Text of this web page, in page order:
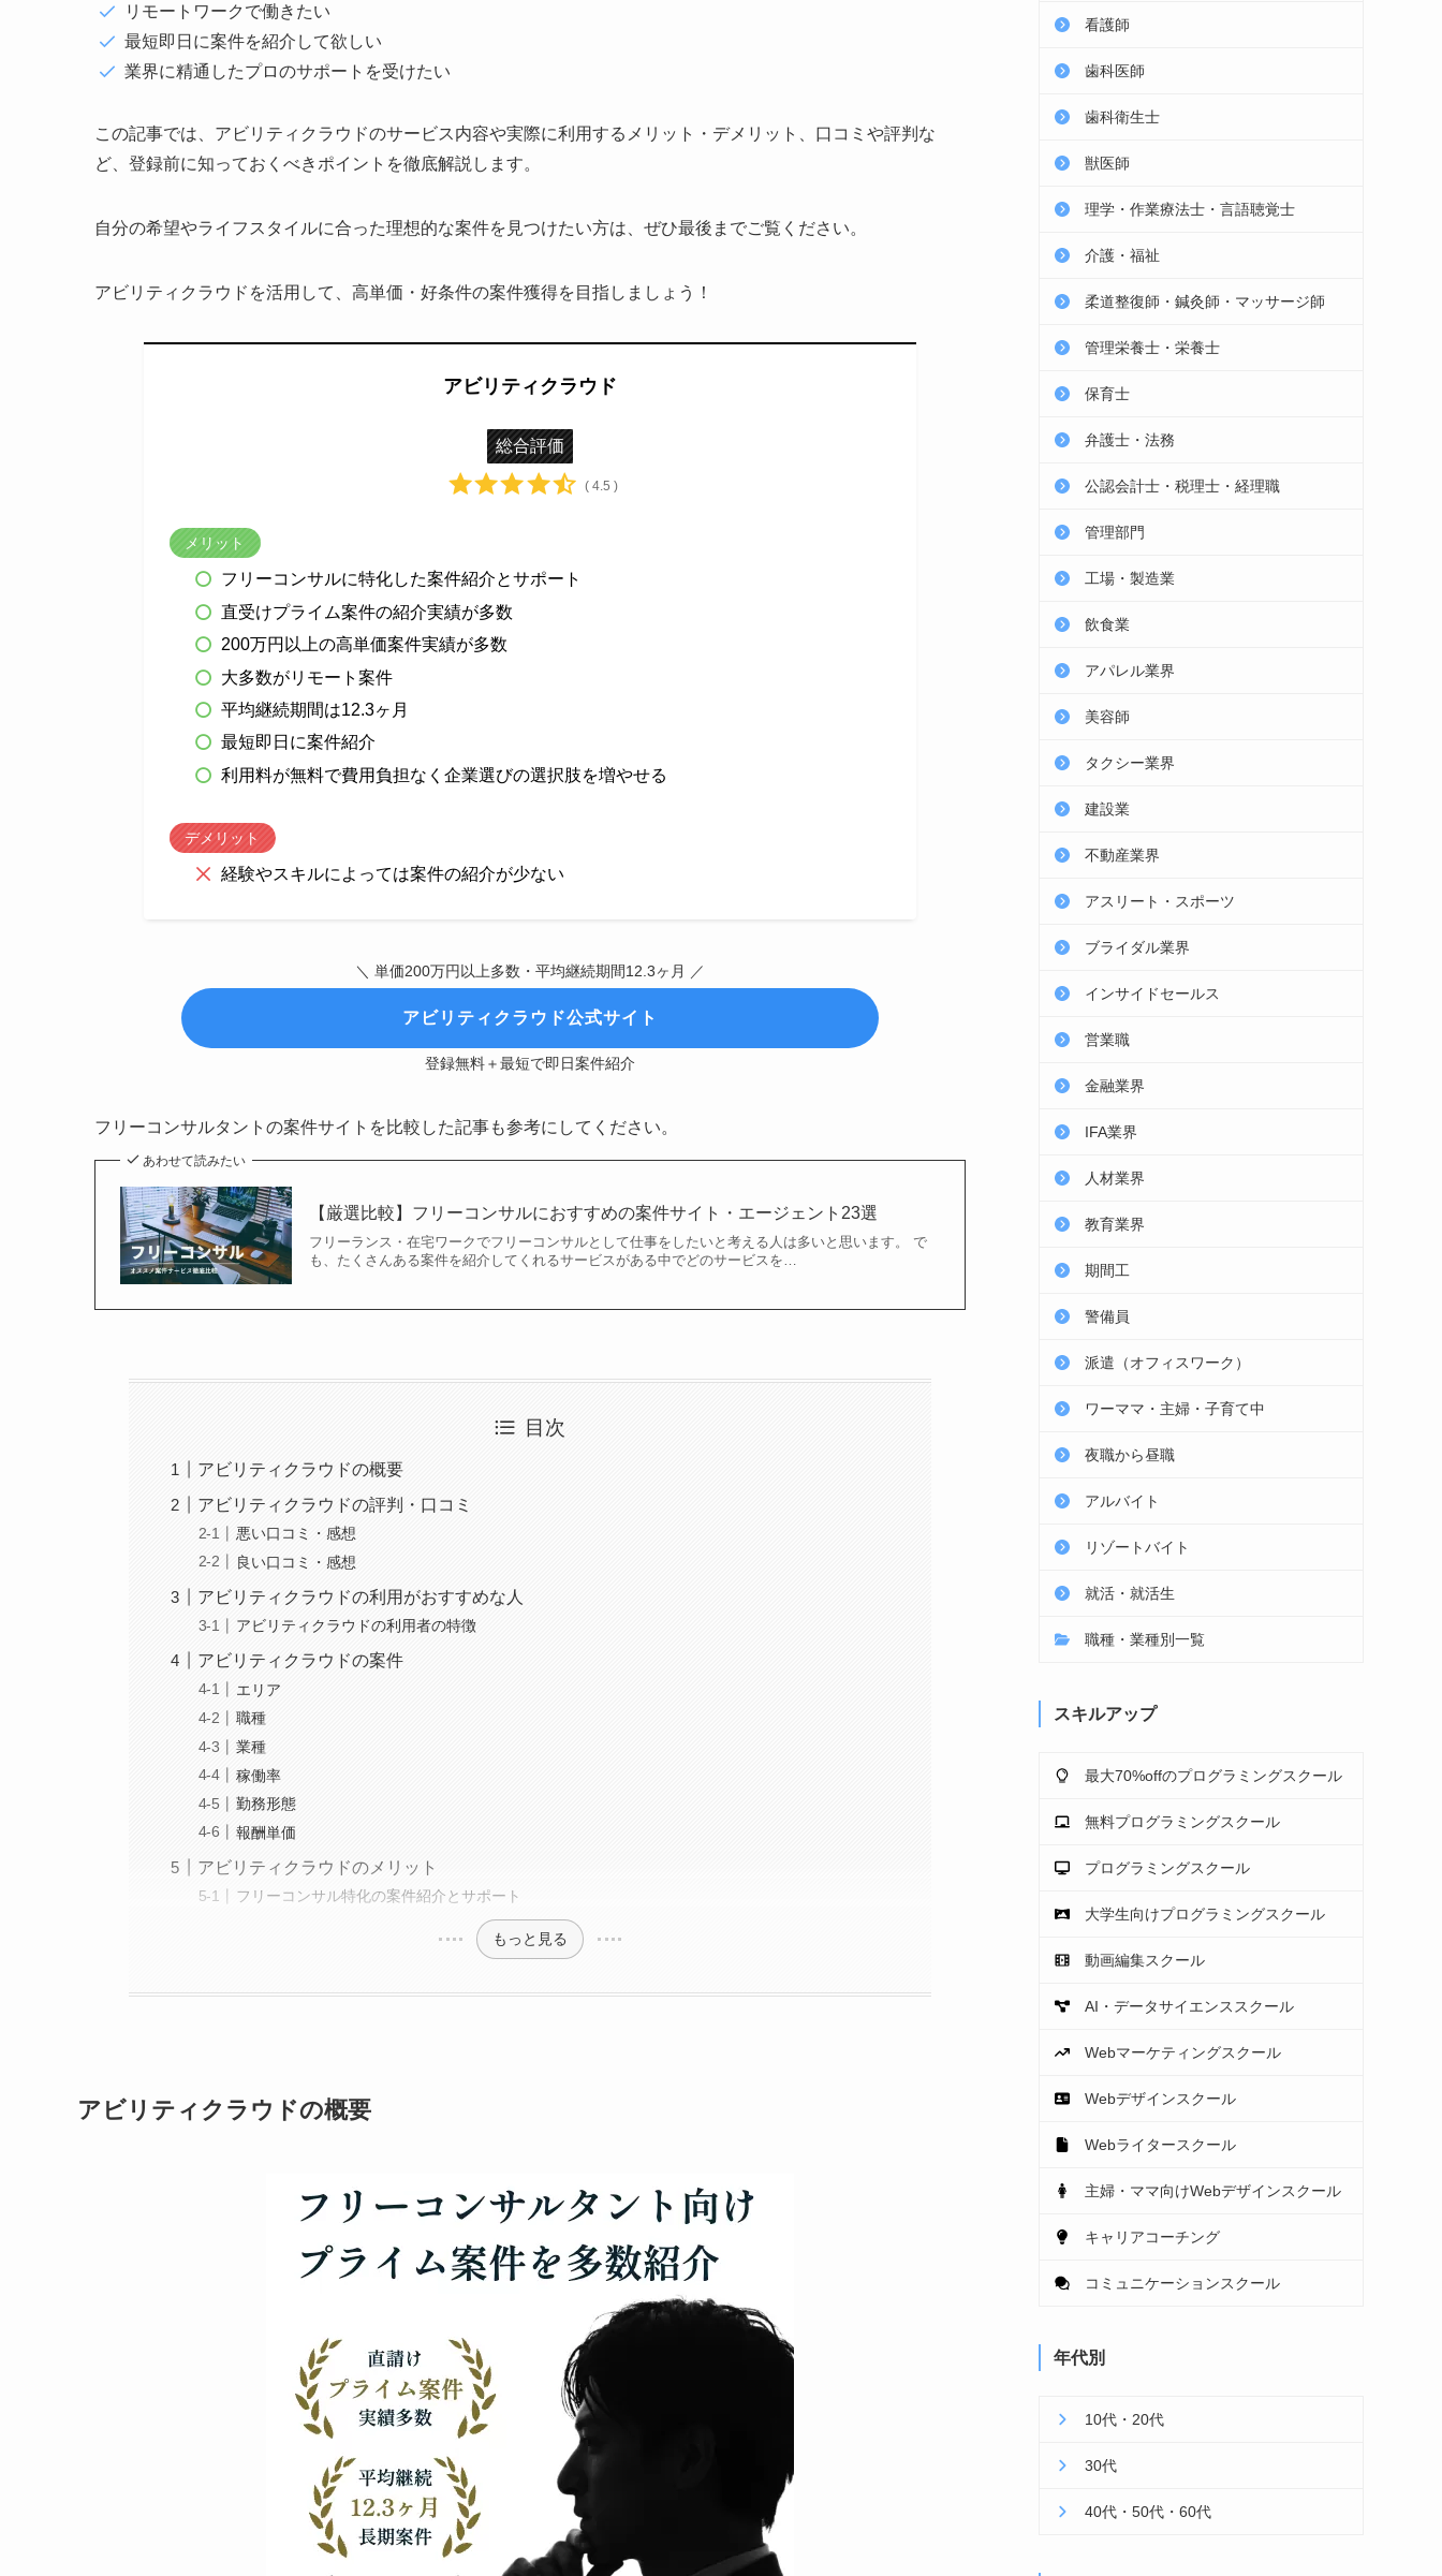
リモートワークで働きたい
最短即日に案件を紹介して欲しい
業界に精通したプロのサポートを受けたい
この記事では、アビリティクラウドのサービス内容や実際に利用するメリット・デメリット、口コミや評判な
ど、登録前に知っておくべきポイントを徹底解説します。
自分の希望やライフスタイルに合った理想的な案件を見つけたい方は、ぜひ最後までご覧ください。
アビリティクラウドを活用して、高単価・好条件の案件獲得を目指しましょう！
アビリティクラウド
総合評価
( 4.5 )
メリット
フリーコンサルに特化した案件紹介とサポート
直受けプライム案件の紹介実績が多数
200万円以上の高単価案件実績が多数
大多数がリモート案件
平均継続期間は12.3ヶ月
最短即日に案件紹介
利用料が無料で費用負担なく企業選びの選択肢を増やせる
デメリット
経験やスキルによっては案件の紹介が少ない
＼ 単価200万円以上多数・平均継続期間12.3ヶ月 ／
アビリティクラウド公式サイト
登録無料＋最短で即日案件紹介
フリーコンサルタントの案件サイトを比較した記事も参考にしてください。
あわせて読みたい
【厳選比較】フリーコンサルにおすすめの案件サイト・エージェント23選
フリーランス・在宅ワークでフリーコンサルとして仕事をしたいと考える人は多いと思います。 で
も、たくさんある案件を紹介してくれるサービスがある中でどのサービスを…
目次
アビリティクラウドの概要
アビリティクラウドの評判・口コミ
悪い口コミ・感想
良い口コミ・感想
アビリティクラウドの利用がおすすめな人
アビリティクラウドの利用者の特徴
アビリティクラウドの案件
エリア
職種
業種
稼働率
勤務形態
報酬単価
アビリティクラウドのメリット
フリーコンサル特化の案件紹介とサポート
もっと見る
アビリティクラウドの概要
看護師
歯科医師
歯科衛生士
獣医師
理学・作業療法士・言語聴覚士
介護・福祉
柔道整復師・鍼灸師・マッサージ師
管理栄養士・栄養士
保育士
弁護士・法務
公認会計士・税理士・経理職
管理部門
工場・製造業
飲食業
アパレル業界
美容師
タクシー業界
建設業
不動産業界
アスリート・スポーツ
ブライダル業界
インサイドセールス
営業職
金融業界
IFA業界
人材業界
教育業界
期間工
警備員
派遣（オフィスワーク）
ワーママ・主婦・子育て中
夜職から昼職
アルバイト
リゾートバイト
就活・就活生
職種・業種別一覧
スキルアップ
最大70%offのプログラミングスクール
無料プログラミングスクール
プログラミングスクール
大学生向けプログラミングスクール
動画編集スクール
AI・データサイエンススクール
Webマーケティングスクール
Webデザインスクール
Webライタースクール
主婦・ママ向けWebデザインスクール
キャリアコーチング
コミュニケーションスクール
年代別
10代・20代
30代
40代・50代・60代